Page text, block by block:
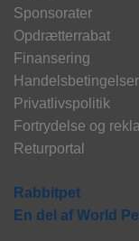
Sponsorater
Opdrætterrabat
Finansering
Handelsbetingelser
Privatlivspolitik
Fortrydelse og
Returportal
Rabbitpet
En del af World